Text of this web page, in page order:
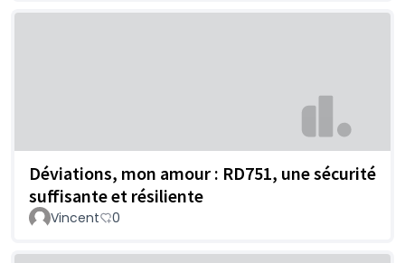
Déviations, mon amour : RD751, une sécurité
suffisante et résiliente
Vincent 0